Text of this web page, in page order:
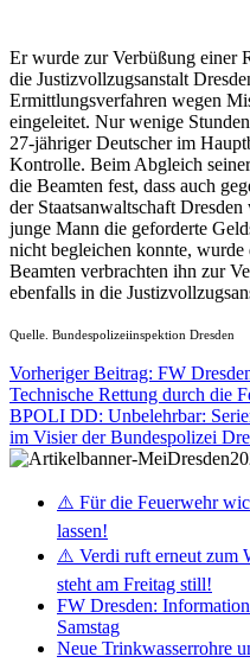
Er wurde zur Verbüßung einer
die Justizvollzugsanstalt
Ermittlungsverfahren wegen
eingeleitet. Nur wenige
27-jähriger Deutscher im
Kontrolle. Beim Abgleich
die Beamten fest, dass auch
der Staatsanwaltschaft
junge Mann die geforderte
nicht begleichen konnte,
Beamten verbrachten ihn zur
ebenfalls in die
Quelle. Bundespolizeiinspektion Dresden
Vorheriger Beitrag: FW
Technische Rettung durch die
BPOLI DD: Unbelehrbar:
im Visier der Bundespolizei
⚠️ Für die Feuerwehr
lassen!
⚠️ Verdi ruft erneut zum
steht am Freitag still!
FW Dresden:
Samstag
Neue Trinkwasserrohre